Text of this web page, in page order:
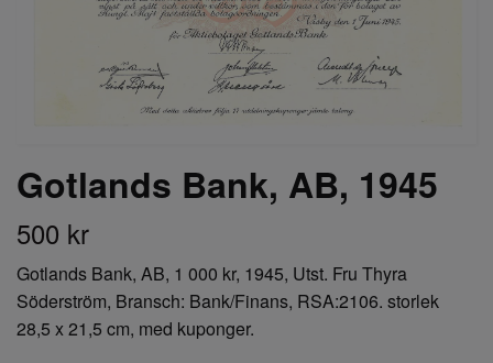
Gotlands Bank, AB, 1945
500 kr
Gotlands Bank, AB, 1 000 kr, 1945, Utst. Fru Thyra
Söderström, Bransch: Bank/Finans, RSA:2106. storlek
28,5 x 21,5 cm, med kuponger.